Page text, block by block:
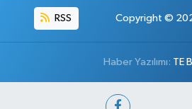
RSS Copyright ©
Haber Yazılımı: TE